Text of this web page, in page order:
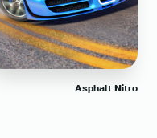
Asphalt Nitro